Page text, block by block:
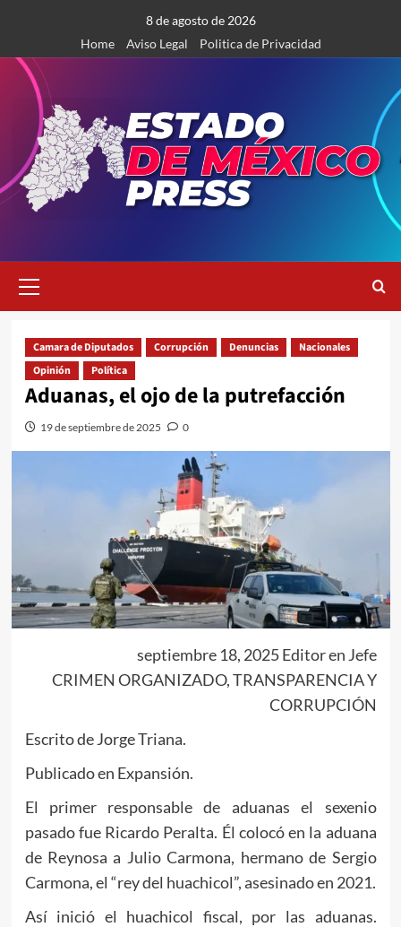
contenido
8 de agosto de 2026
Home
Aviso Legal Politica de Privacidad
primario
Camara de Diputados Corrupción Denuncias
Nacionales
Opinión
Política
Aduanas, el ojo de la putrefacción
19 de septiembre de 2025 0
septiembre 18, 2025 Editor en Jefe
CRIMEN ORGANIZADO, TRANSPARENCIA Y
CORRUPCIÓN
Escrito de Jorge Triana.
Publicado en Expansión.
El primer responsable de aduanas el sexenio
pasado fue Ricardo Peralta. Él colocó en la aduana
de Reynosa a Julio Carmona, hermano de Sergio
Carmona, el “rey del huachicol”, asesinado en 2021.
Así inició el huachicol fiscal, por las aduanas.